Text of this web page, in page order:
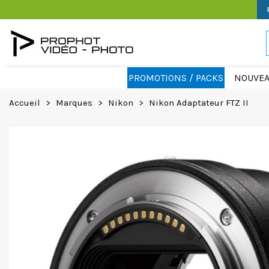
PROMOTIONS / PACKS
Accueil > Marques > Nikon > Nikon Adaptateur FTZ II